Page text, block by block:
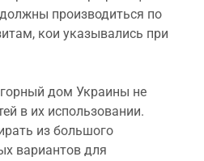
производиться по
кои указывались при
дом Украины не
в их использовании.
из большого
вариантов для